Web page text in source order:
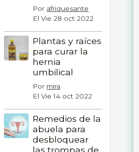
Por afriquesante
El Vie 28 oct 2022
Plantas y raíces
para curar la
hernia
umbilical
Por mira
El Vie 14 oct 2022
Remedios de la
abuela para
desbloquear
las trompas de